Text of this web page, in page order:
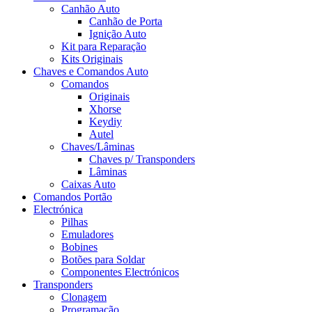
Canhão Auto
Canhão de Porta
Ignição Auto
Kit para Reparação
Kits Originais
Chaves e Comandos Auto
Comandos
Originais
Xhorse
Keydiy
Autel
Chaves/Lâminas
Chaves p/ Transponders
Lâminas
Caixas Auto
Comandos Portão
Electrónica
Pilhas
Emuladores
Bobines
Botões para Soldar
Componentes Electrónicos
Transponders
Clonagem
Programação